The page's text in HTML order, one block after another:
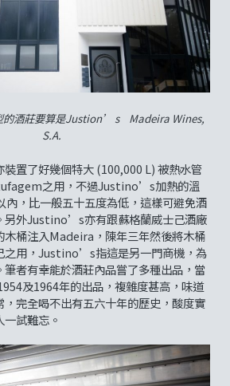
的酒莊要算是Justion’ s Madeira Wines,
S.A.
裝置了好幾個特大 (100,000 L) 被熱水管
之用，不過Justino’s加熱的溫
內，比一般五十五度為低，這樣可避免酒
另外Justino’s亦有跟蘇格蘭威士己酒廠
木桶注入Madeira，陳年三年然後將木桶
之用，Justino’s指這是另一門商機，為
者有幸能於酒莊內品嘗了多種出品，當
及1964年的出品，複雜度甚高，味道
完全喝不出有五六十年的歷史，酸度實
試難忘。